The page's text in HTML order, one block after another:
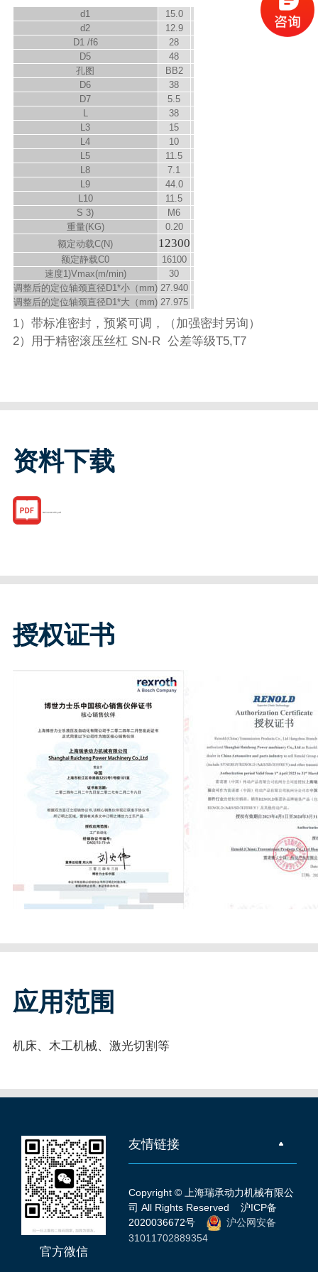
d1
15.0
d2
12.9
D1/f6
28
D5
48
孔图
BB2
D6
38
D7
5.5
L
38
L3
15
L4
10
L5
11.5
L8
7.1
L9
44.0
L10
11.5
S 3)
M6
重量(KG)
0.20
额定动载C(N)
12300
额定静载C0
16100
速度1)Vmax(m/min)
30
调整后的定位轴颈直径D1*小（mm) 27.940
调整后的定位轴颈直径D1*大（mm) 27.975
1）带标准密封，预紧可调，（加强密封另询）
2）用于精密滚压丝杠 SN-R 公差等级T5,T7
资料下载
R151201055.pdf
授权证书
应用范围
机床、木工机械、激光切割等
官方微信
友情链接
Copyright © 上海瑞承动力机械有限公
司 All Rights Reserved沪ICP备
2020036672号
沪公网安备
31011702889354